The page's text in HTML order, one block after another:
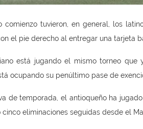
comienzo tuvieron, en general, los
el pie derecho al entregar una tarjeta
está jugando el mismo torneo que
ocupando su penúltimo pase de
de temporada, el antioqueño ha
eliminaciones seguidas desde el